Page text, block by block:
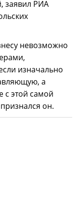
заявил РИА
невозможно
изначально
а
с этой самой
он.